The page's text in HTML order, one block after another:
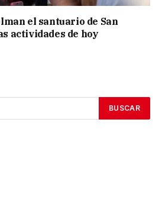
el santuario de San
actividades de hoy